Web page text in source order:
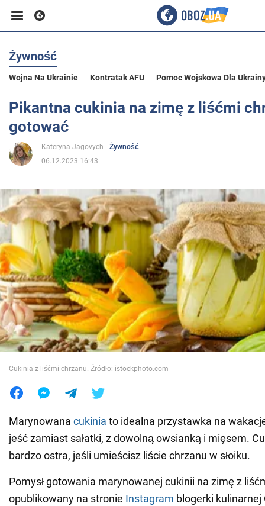
Biznes
Sport
Rozrywka
Polityka
Społeczeństwo
Wojna na Ukrainie
Świat
Jedzenie
Żywność
Wojna Na Ukrainie Kontratak AFU Pomoc Wojskowa Dla
Pikantna cukinia na zimę z liśćmi
gotować
Kateryna Jagovych
Żywność
06.12.2023 16:43
Cukinia z liśćmi chrzanu. Źródło: istockphoto.com
Marynowana cukinia to idealna przystawka na
jeść zamiast sałatki, z dowolną owsianką i mięsem.
bardzo ostra, jeśli umieścisz liście chrzanu w słoiku.
Pomysł gotowania marynowanej cukinii na zimę z
opublikowany na stronie Instagram blogerki